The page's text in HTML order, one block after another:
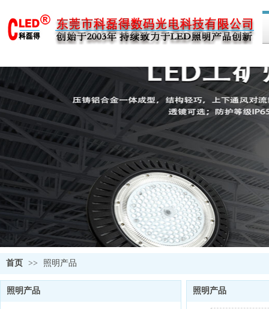
首页 >> 照明产品
照明产品 照明产品